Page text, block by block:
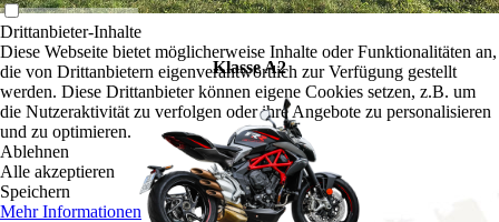
Klasse A2
Drittanbieter-Inhalte
Diese Webseite bietet möglicherweise Inhalte oder Funktionalitäten an,
die von Drittanbietern eigenverantwortlich zur Verfügung gestellt
werden. Diese Drittanbieter können eigene Cookies setzen, z.B. um
die Nutzeraktivität zu verfolgen oder ihre Angebote zu personalisieren
und zu optimieren.
Ablehnen
Alle akzeptieren
Speichern
Mehr Informationen